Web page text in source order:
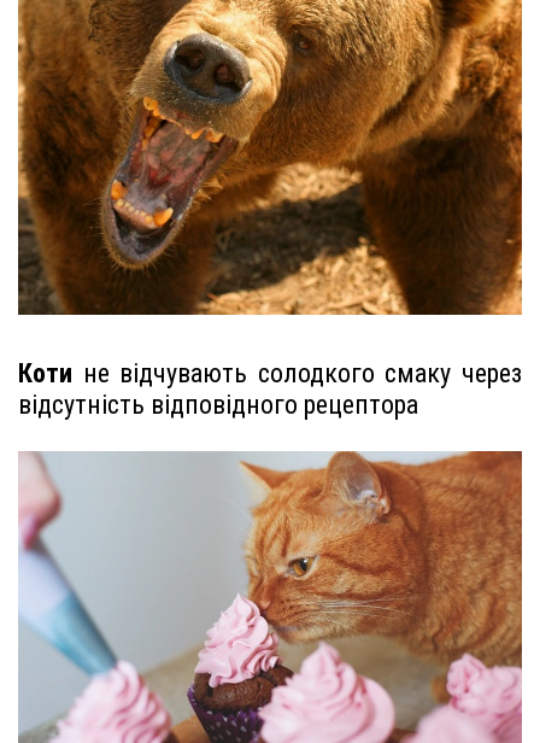
Коти не відчувають солодкого смаку через
відсутність відповідного рецептора